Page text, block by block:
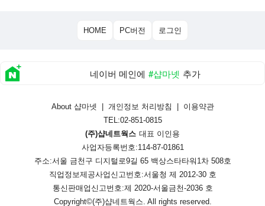
HOME PC버전 로그인
네이버 메인에 #샵마넷 추가
About 샵마넷 개인정보 처리방침
이용약관
TEL:02-851-0815
(주)샵네트웍스 대표 이인용
사업자등록번호:114-87-01861
주소:서울 금천구 디지털로9길 65 백상스타타워1차 508호
직업정보제공사업신고번호:서울청 제 2012-30 호
통신판매업신고번호:제 2020-서울금천-2036 호
Copyright©(주)샵네트웍스. All rights reserved.